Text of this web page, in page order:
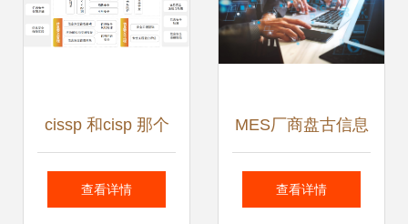
cissp 和cisp 那个
含金量高?
查看详情
MES厂商盘古信息
以数字化之力，驱
查看详情